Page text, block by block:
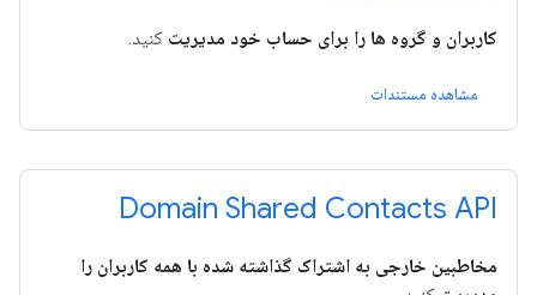
کاربران و گروه ها را برای حساب خود مدیریت کنید.
مشاهده مستندات
Domain Shared Contacts API
مخاطبین خارجی به اشتراک گذاشته شده با همه کاربران را